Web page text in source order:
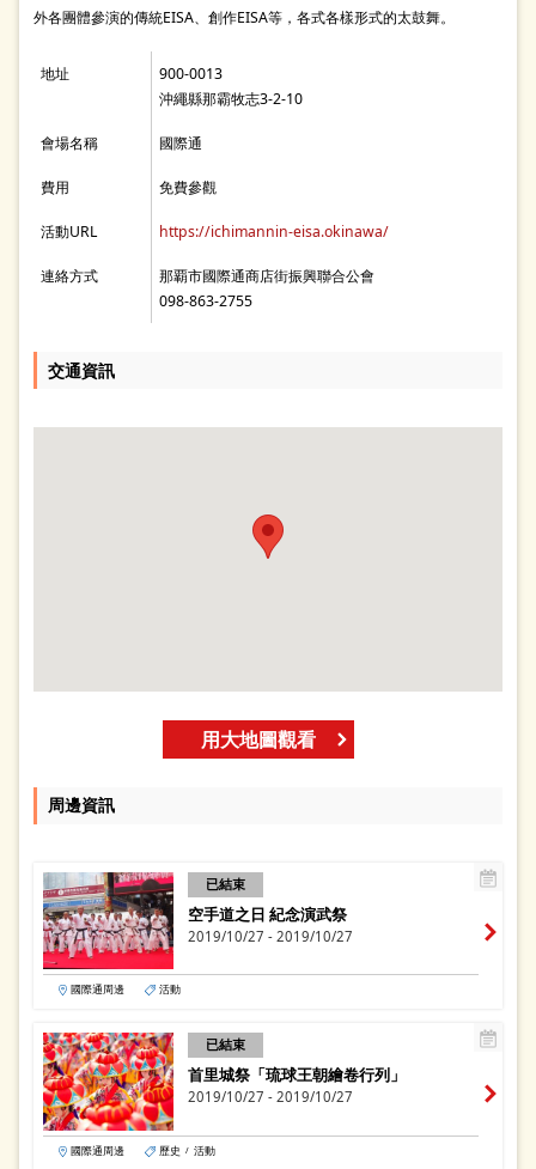
外各團體參演的傳統EISA、創作EISA等，各式各樣形式的太鼓舞。
地址
900-0013
沖繩縣那霸牧志3-2-10
會場名稱 國際通
費用 免費參觀
活動URL https://ichimannin-eisa.okinawa/
連絡方式
那覇市國際通商店街振興聯合公會
098-863-2755
交通資訊
用大地圖觀看
周邊資訊
已結束
空手道之日 紀念演武祭
2019/10/27 - 2019/10/27
國際通周邊 活動
已結束
首里城祭「琉球王朝繪卷行列」
2019/10/27 - 2019/10/27
國際通周邊 歷史 / 活動